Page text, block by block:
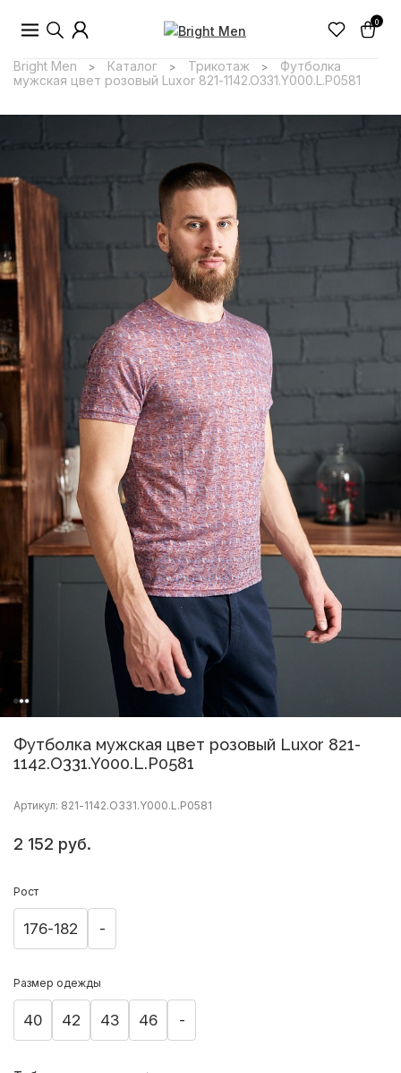
0
Bright Men > Каталог > Трикотаж >
Футболка
мужская цвет розовый Luxor 821-1142.O331.Y000.L.P0581
Футболка мужская цвет розовый Luxor 821-
1142.O331.Y000.L.P0581
Артикул: 821-1142.O331.Y000.L.P0581
2 152 руб.
Рост
176-182 -
Размер одежды
40 42 43 46 -